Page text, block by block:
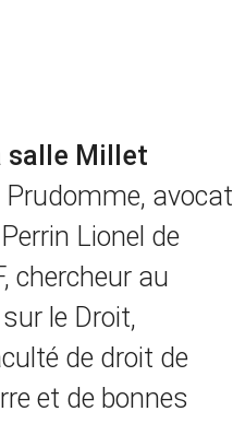
salle Millet
avocat
Lionel de
chercheur au
le Droit,
de droit de
et de bonnes